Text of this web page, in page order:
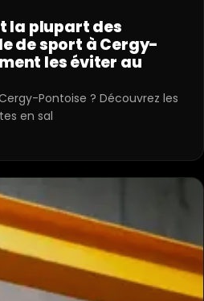
la plupart des
de sport à Cergy-
les éviter au
Pontoise ? Découvrez les
en sal